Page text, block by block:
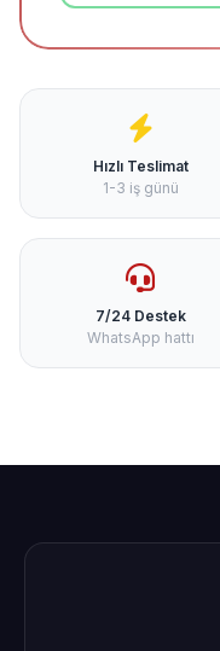
Hızlı Teslimat
1-3 iş günü
7/24 Destek
WhatsApp hattı